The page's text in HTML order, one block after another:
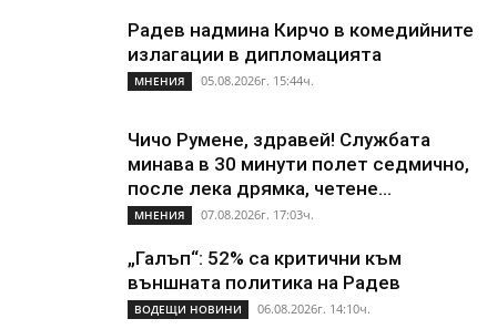
Радев надмина Кирчо в комедийните
излагации в дипломацията
МНЕНИЯ 05.08.2026г. 15:44ч.
Чичо Румене, здравей! Службата
минава в 30 минути полет седмично,
после лека дрямка, четене...
МНЕНИЯ 07.08.2026г. 17:03ч.
„Галъп“: 52% са критични към
външната политика на Радев
ВОДЕЩИ НОВИНИ 06.08.2026г. 14:10ч.